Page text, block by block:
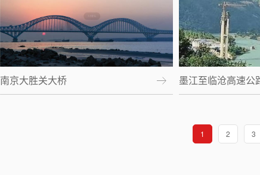
南京大胜关大桥 墨江至临沧高速公
1 2 3